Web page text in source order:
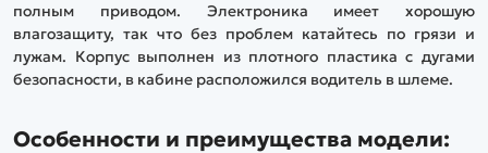
полным приводом. Электроника имеет хорошую
влагозащиту, так что без проблем катайтесь по грязи и
лужам. Корпус выполнен из плотного пластика с дугами
безопасности, в кабине расположился водитель в шлеме.
Особенности и преимущества модели: